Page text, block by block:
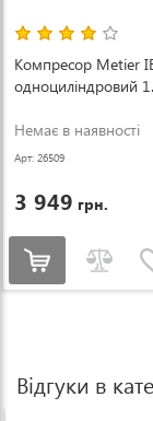
Компресор Metier
одноциліндровий
Немає в наявності
Арт: 26509
3 949 грн.
Відгуки в